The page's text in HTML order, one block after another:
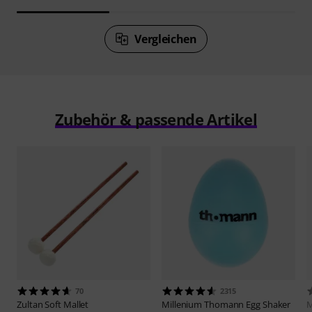
Vergleichen
Zubehör & passende Artikel
70
Zultan Soft Mallet
2315
Millenium Thomann Egg Shaker